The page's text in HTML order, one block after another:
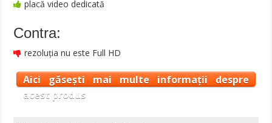
placă video dedicată
Contra:
rezoluția nu este Full HD
Aici găsești mai multe informații despre
acest produs